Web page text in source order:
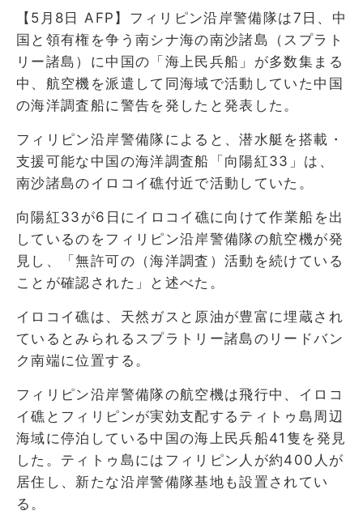
【5月8日 AFP】フィリピン沿岸警備隊は7日、中
国と領有権を争う南シナ海の南沙諸島（スプラト
リー諸島）に中国の「海上民兵船」が多数集まる
中、航空機を派遣して同海域で活動していた中国
の海洋調査船に警告を発したと発表した。
フィリピン沿岸警備隊によると、潜水艇を搭載・
支援可能な中国の海洋調査船「向陽紅33」は、
南沙諸島のイロコイ礁付近で活動していた。
向陽紅33が6日にイロコイ礁に向けて作業船を出
しているのをフィリピン沿岸警備隊の航空機が発
見し、「無許可の（海洋調査）活動を続けている
ことが確認された」と述べた。
イロコイ礁は、天然ガスと原油が豊富に埋蔵され
ているとみられるスプラトリー諸島のリードバン
ク南端に位置する。
フィリピン沿岸警備隊の航空機は飛行中、イロコ
イ礁とフィリピンが実効支配するティトゥ島周辺
海域に停泊している中国の海上民兵船41隻を発見
した。ティトゥ島にはフィリピン人が約400人が
居住し、新たな沿岸警備隊基地も設置されてい
る。